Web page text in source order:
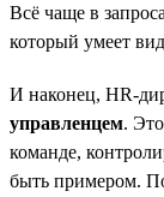
Всё чаще в
который умеет
И наконец, HR-
управленцем.
команде,
быть примером.